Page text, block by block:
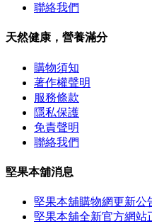
聯絡我們
天然健康，營養滿分
購物須知
著作權聲明
服務條款
隱私保護
免責聲明
聯絡我們
堅果本舖消息
堅果本舖購物網更新公
堅果本舖全新官方網站